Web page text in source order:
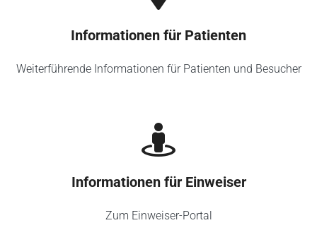
Informationen für Patienten
Weiterführende Informationen für Patienten und Besucher
Informationen für Einweiser
Zum Einweiser-Portal